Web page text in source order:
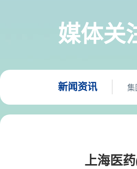
媒体关
新闻资讯 集
上海医